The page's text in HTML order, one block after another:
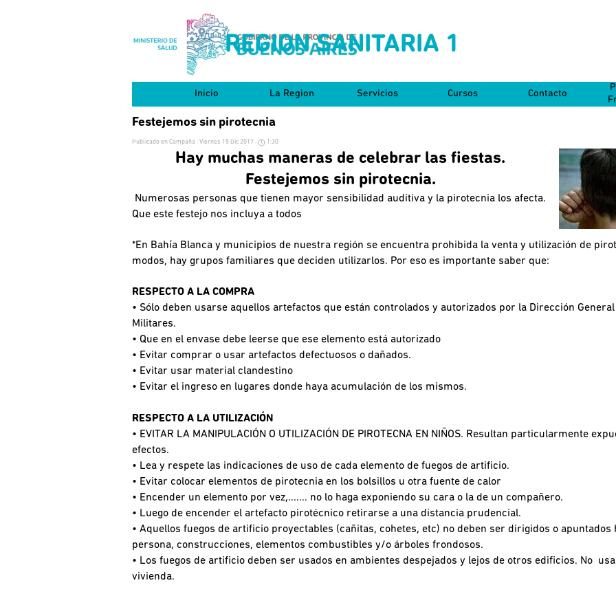
Inicio ▼
La Region ▼
Servicios ▼Cursos ▼
Contacto
REGION SANITARIA 1
Festejemos sin pirotecnia
Publicado en Campaña · Viernes 15 Dic 2017 · 1:30
Hay muchas maneras de celebrar las fiestas.
Festejemos sin pirotecnia.
Numerosas personas que tienen mayor sensibilidad auditiva y la pirotecnia los afecta.
Que este festejo nos incluya a todos
*En Bahía Blanca y municipios de nuestra región se encuentra prohibida la venta y utilización de
modos, hay grupos familiares que deciden utilizarlos. Por eso es importante saber que:
RESPECTO A LA COMPRA
• Sólo deben usarse aquellos artefactos que están controlados y autorizados por la Dirección
Militares.
• Que en el envase debe leerse que ese elemento está autorizado
• Evitar comprar o usar artefactos defectuosos o dañados.
• Evitar usar material clandestino
• Evitar el ingreso en lugares donde haya acumulación de los mismos.
RESPECTO A LA UTILIZACIÓN
• EVITAR LA MANIPULACIÓN O UTILIZACIÓN DE PIROTECNA EN NIÑOS. Resultan particularmente
efectos.
• Lea y respete las indicaciones de uso de cada elemento de fuegos de artificio.
• Evitar colocar elementos de pirotecnia en los bolsillos u otra fuente de calor
• Encender un elemento por vez,....... no lo haga exponiendo su cara o la de un compañero.
• Luego de encender el artefacto pirotécnico retirarse a una distancia prudencial.
• Aquellos fuegos de artificio proyectables (cañitas, cohetes, etc) no deben ser dirigidos o apuntados
persona, construcciones, elementos combustibles y/o árboles frondosos.
• Los fuegos de artificio deben ser usados en ambientes despejados y lejos de otros edificios. No
vivienda.